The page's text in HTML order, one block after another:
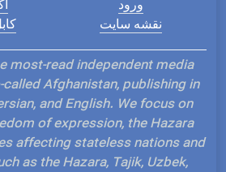
ورود
نقشه سایت
most-read independent media
Afghanistan, publishing in
and English. We focus on
of expression, the Hazara
affecting stateless nations and
as the Hazara, Tajik, Uzbek,